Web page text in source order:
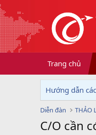
Trang chủ
Hướng dẫn
Diễn đàn THẢO
C/O cần